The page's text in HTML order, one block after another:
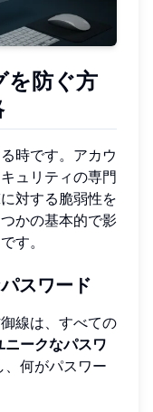
を防ぐ方
時です。アカウ
ュリティの専門
対する脆弱性を
かの基本的で影
す。
スワード
線は、すべての
ニークなパスワ
、何がパスワー